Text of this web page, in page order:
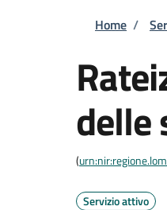
Home /
delle
(
Servizio attivo